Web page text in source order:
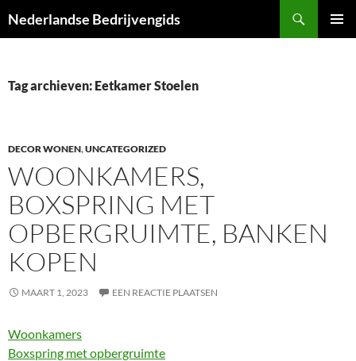
naar
Nederlandse Bedrijvengids
Tag archieven: Eetkamer Stoelen
DECOR WONEN,UNCATEGORIZED
WOONKAMERS,
BOXSPRING MET
OPBERGRUIMTE, BANKEN
KOPEN
MAART 1, 2023 EEN REACTIE PLAATSEN
Woonkamers
Boxspring met opbergruimte